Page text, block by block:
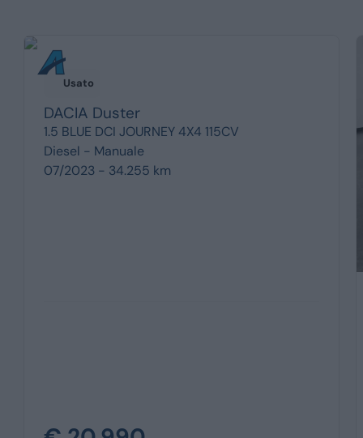
Usato
DACIA Duster
1.5 BLUE DCI JOURNEY 4X4 115CV
Diesel - Manuale
07/2023 - 34.255 km